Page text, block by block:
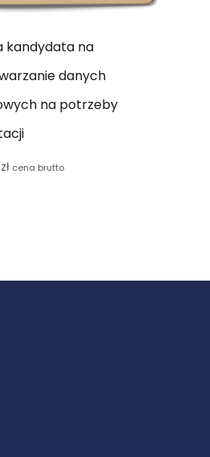
kandydata na
danych
na potrzeby
zł cena brutto